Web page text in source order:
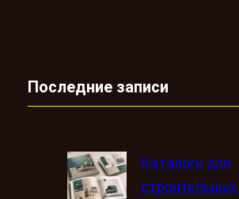
Последние записи
Каталоги для
строительных,